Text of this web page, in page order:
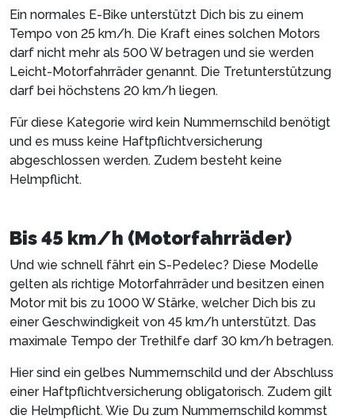
Ein normales E-Bike unterstützt Dich bis zu einem
Tempo von 25 km/h. Die Kraft eines solchen Motors
darf nicht mehr als 500 W betragen und sie werden
Leicht-Motorfahrräder genannt. Die Tretunterstützung
darf bei höchstens 20 km/h liegen.
Für diese Kategorie wird kein Nummernschild benötigt
und es muss keine Haftpflichtversicherung
abgeschlossen werden. Zudem besteht keine
Helmpflicht.
Bis 45 km/h (Motorfahrräder)
Und wie schnell fährt ein S-Pedelec? Diese Modelle
gelten als richtige Motorfahrräder und besitzen einen
Motor mit bis zu 1000 W Stärke, welcher Dich bis zu
einer Geschwindigkeit von 45 km/h unterstützt. Das
maximale Tempo der Trethilfe darf 30 km/h betragen.
Hier sind ein gelbes Nummernschild und der Abschluss
einer Haftpflichtversicherung obligatorisch. Zudem gilt
die Helmpflicht. Wie Du zum Nummernschild kommst